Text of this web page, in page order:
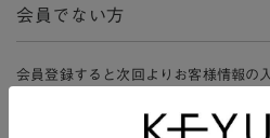
会員でない方
会員登録すると次回よりお客様情報の
ージ、購入履歴をご利用いただけます。